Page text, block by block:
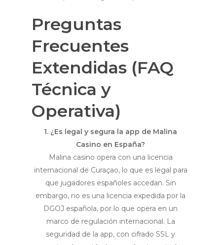
Preguntas
Frecuentes
Extendidas (FAQ
Técnica y
Operativa)
1. ¿Es legal y segura la app de Malina
Casino en España?
Malina casino opera con una licencia
internacional de Curaçao, lo que es legal para
que jugadores españoles accedan. Sin
embargo, no es una licencia expedida por la
DGOJ española, por lo que opera en un
marco de regulación internacional. La
seguridad de la app, con cifrado SSL y